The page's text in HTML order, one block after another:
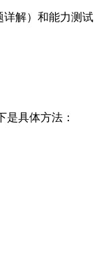
详解）和能力测试
是具体方法：